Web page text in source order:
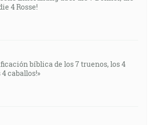
4 Rosse!
bíblica de los 7 truenos, los 4
caballos!»